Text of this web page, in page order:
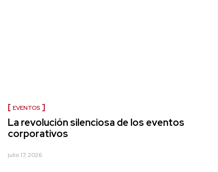
EVENTOS
La revolución silenciosa de los eventos
corporativos
julio 17, 2026